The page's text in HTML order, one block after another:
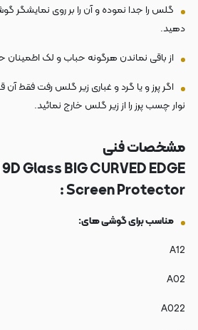
گلس را جدا نموده و آن را بر روی نمایشگر
دهید.
از باقی نماندن هرگونه حباب و لک اطمینان
اگر پرز و یا گرد و غباری زیر گلس رفت فقط
نوار چسب پرز را از زیر گلس خارج نمائید.
مشخصات فنی
Glass BIG CURVED EDGE
Screen Protector :
مناسب برای گوشی های:
A12
A02
A022